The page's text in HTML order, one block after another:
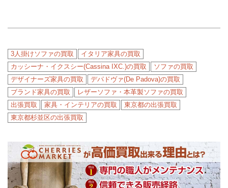
3人掛けソファの買取
イタリア家具の買取
カッシーナ・イクスシー(Cassina IXC.)の買取
ソファの買取
デザイナーズ家具の買取
デパドヴァ(De Padova)の買取
ブランド家具の買取
レザーソファ・本革製ソファの買取
出張買取
家具・インテリアの買取
東京都の出張買取
東京都杉並区の出張買取